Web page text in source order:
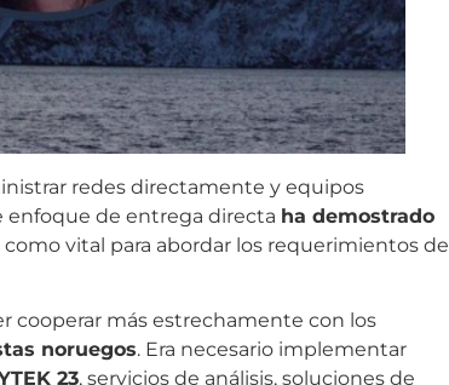
redes directamente y equipos
enfoque de entrega directa ha demostrado
como vital para abordar los requerimientos de
cooperar más estrechamente con los
noruegos. Era necesario implementar
23, servicios de análisis, soluciones de